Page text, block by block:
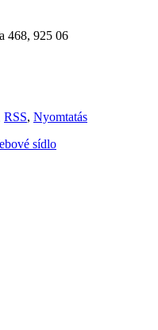
468, 925 06
RSS, Nyomtatás
sídlo